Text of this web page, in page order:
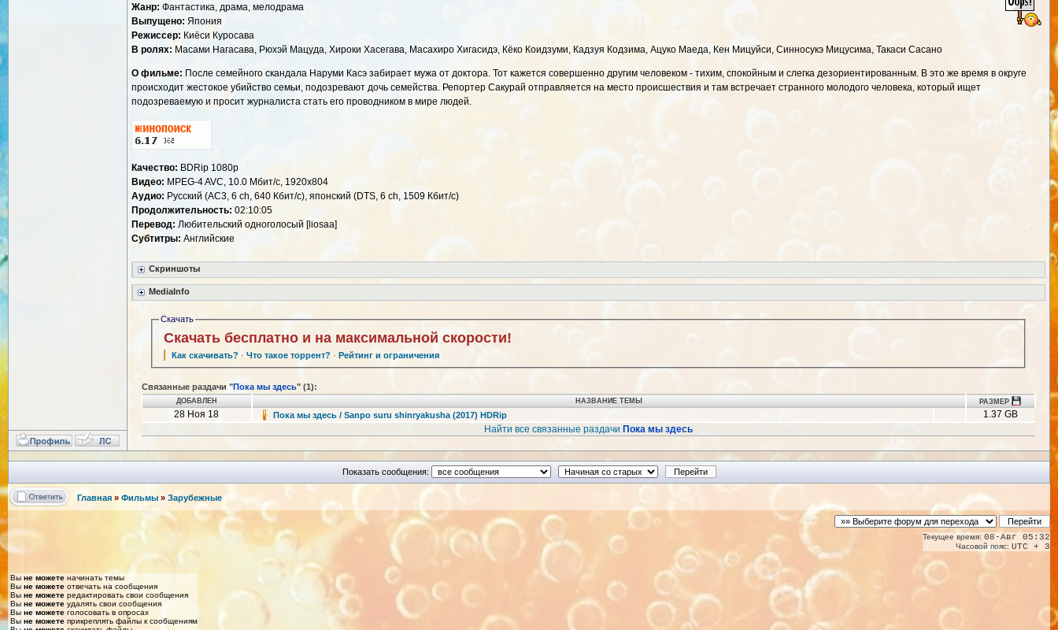
Жанр: Фантастика, драма, мелодрама
Выпущено: Япония
Режиссер: Киёси Куросава
В ролях: Масами Нагасава, Рюхэй Мацуда, Хироки Хасегава, Масахиро Хигасидэ, Кёко Коидзуми, Кадзуя Кодзима, Ацуко Маеда, Кен Мицуйси, Синносукэ Мицусима, Такаси Сасано
О фильме: После семейного скандала Наруми Касэ забирает мужа от доктора. Тот кажется совершенно другим человеком - тихим, спокойным и слегка дезориентированным. В это же время в округе
происходит жестокое убийство семьи, подозревают дочь семейства. Репортер Сакурай отправляется на место происшествия и там встречает странного молодого человека, который ищет
подозреваемую и просит журналиста стать его проводником в мире людей.
Качество: BDRip 1080p
Видео: MPEG-4 AVC, 10.0 Мбит/с, 1920x804
Аудио: Русский (AC3, 6 ch, 640 Кбит/с), японский (DTS, 6 ch, 1509 Кбит/с)
Продолжительность: 02:10:05
Перевод: Любительский одноголосый [liosaa]
Субтитры: Английские
Скриншоты
MediaInfo
Скачать
Скачать бесплатно и на максимальной скорости!
Как скачивать? ·Что такое торрент? · Рейтинг и ограничения
Связанные раздачи "Пока мы здесь" (1):
ДОБАВЛЕН НАЗВАНИЕ ТЕМЫ РАЗМЕР
28 Ноя 18 Пока мы здесь / Sanpo suru shinryakusha (2017) HDRip
1.37 GB
Найти все связанные раздачи Пока мы здесь
Показать сообщения:
Главная » Фильмы » Зарубежные
Текущее время: 08-Авг 05:32
Часовой пояс: UTC + 3
Вы не можете начинать темы
Вы не можете отвечать на сообщения
Вы не можете редактировать свои сообщения
Вы не можете удалять свои сообщения
Вы не можете голосовать в опросах
Вы не можете прикреплять файлы к сообщениям